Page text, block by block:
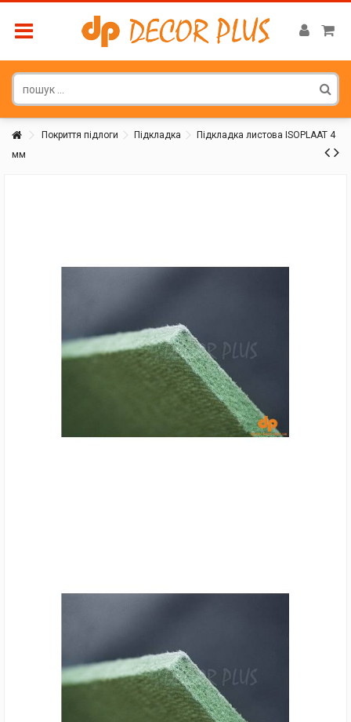
Покриття підлоги Підкладка
Підкладка листова ISOPLAAT 4
мм